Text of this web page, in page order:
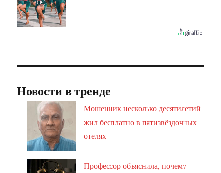
Новости в тренде
Мошенник несколько десятилетий
жил бесплатно в пятизвёздочных
отелях
Профессор объяснила, почему